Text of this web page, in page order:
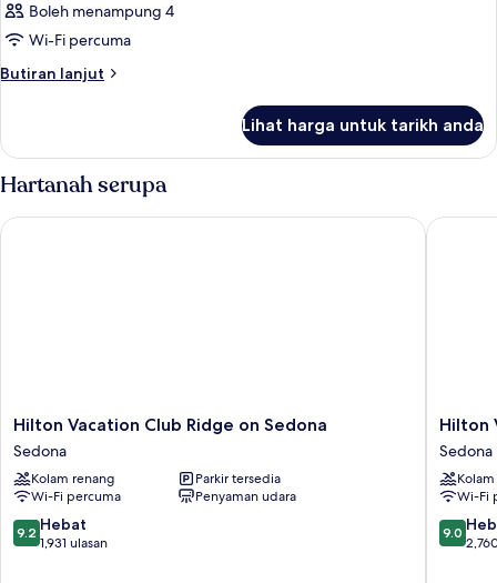
Boleh menampung 4
Wi-Fi percuma
Butiran lanjut
Butiran
Lihat harga untuk tarikh anda
Hartanah serupa
Hilton
Vacation
Club
Ridge
on
Sedona
Sedona
Hilton Vacation Club Ridge on Sedona
Sedona
Kolam renang
Parkir tersedia
Wi-Fi percuma
Penyaman udara
9.2
daripada
9.2 Hebat
1,931 ulasan
Hilton Vacation Club Ridge on Sedona
Hilton
Vacation
Club
Sedona
Summit
Sedona
Barat
Hilton
Sedona
Wi-Fi
9.0
9.0
Hilton